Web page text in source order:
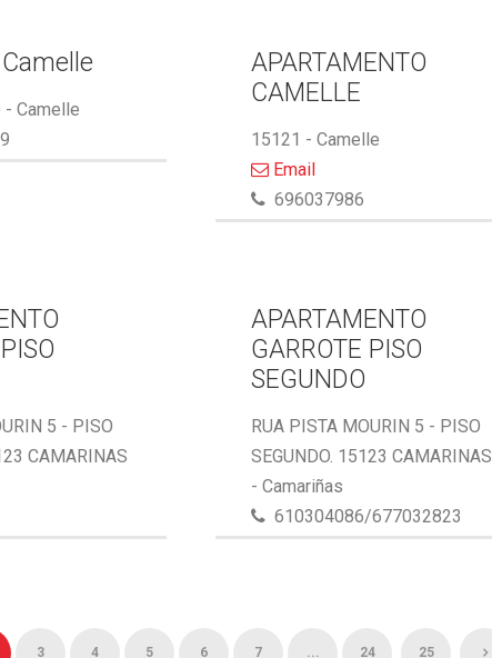
- Camelle
APARTAMENTO
CAMELLE
15121 - Camelle
Email
696037986
5 - PISO
CAMARINAS
APARTAMENTO
GARROTE PISO
SEGUNDO
RUA PISTA MOURIN 5 - PISO
SEGUNDO. 15123 CAMARINAS
- Camariñas
610304086/677032823
3 4 5 6 7 ... 24 25